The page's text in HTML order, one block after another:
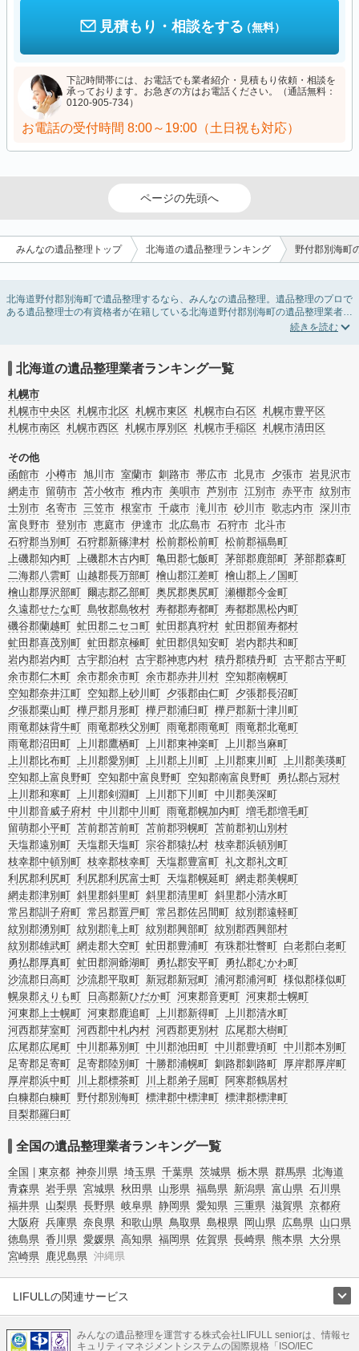
見積もり・相談をする（無料）
下記時間帯には、お電話でも業者紹介・見積もり依頼・相談を
承っております。お急ぎの方はお電話ください。（通話無料：
0120-905-734）
お電話の受付時間 8:00～19:00（土日祝も対応）
ページの先頭へ
みんなの遺品整理トップ 北海道の遺品整理ランキング 野付郡別海町
北海道野付郡別海町で遺品整理するなら、みんなの遺品整理。遺品整理のプロで
ある遺品整理士の有資格者が在籍している北海道野付郡別海町の遺品整理業者が
掲載されています。遺品処分を即日対応してくれる実家の片付け業者や遺品整理
ービスで絞り込み条件を利用し検索してみましょう。
ゴミの処分方法や親の家の遺品整理をはじめる時期などお役立ち情報も豊富なの
で、チェックしてみてください。
北海道の遺品整理業者ランキング一覧
札幌市
札幌市中央区 札幌市北区 札幌市東区 札幌市白石区 札幌市豊平区
札幌市南区 札幌市西区 札幌市厚別区 札幌市手稲区 札幌市清田区
その他
函館市 小樽市 旭川市 室蘭市 釧路市 帯広市 北見市 夕張市 岩見沢市
網走市 留萌市 苫小牧市 稚内市 美唄市 芦別市 江別市 赤平市 紋別市
士別市 名寄市 三笠市 根室市 千歳市 滝川市 砂川市 歌志内市 深川市
富良野市 登別市 恵庭市 伊達市 北広島市 石狩市 北斗市
石狩郡当別町 石狩郡新篠津村 松前郡松前町 松前郡福島町
上磯郡知内町 上磯郡木古内町 亀田郡七飯町 茅部郡鹿部町 茅部郡森町
二海郡八雲町 山越郡長万部町 檜山郡江差町 檜山郡上ノ国町
檜山郡厚沢部町 爾志郡乙部町 奥尻郡奥尻町 瀬棚郡今金町
久遠郡せたな町 島牧郡島牧村 寿都郡寿都町 寿都郡黒松内町
磯谷郡蘭越町 虻田郡ニセコ町 虻田郡真狩村 虻田郡留寿都村
虻田郡喜茂別町 虻田郡京極町 虻田郡倶知安町 岩内郡共和町
岩内郡岩内町 古宇郡泊村 古宇郡神恵内村 積丹郡積丹町 古平郡古平町
余市郡仁木町 余市郡余市町 余市郡赤井川村 空知郡南幌町
空知郡奈井江町 空知郡上砂川町 夕張郡由仁町 夕張郡長沼町
夕張郡栗山町 樺戸郡月形町 樺戸郡浦臼町 樺戸郡新十津川町
雨竜郡妹背牛町 雨竜郡秩父別町 雨竜郡雨竜町 雨竜郡北竜町
雨竜郡沼田町 上川郡鷹栖町 上川郡東神楽町 上川郡当麻町
上川郡比布町 上川郡愛別町 上川郡上川町 上川郡東川町 上川郡美瑛町
空知郡上富良野町 空知郡中富良野町 空知郡南富良野町 勇払郡占冠村
上川郡和寒町 上川郡剣淵町 上川郡下川町 中川郡美深町
中川郡音威子府村 中川郡中川町 雨竜郡幌加内町 増毛郡増毛町
留萌郡小平町 苫前郡苫前町 苫前郡羽幌町 苫前郡初山別村
天塩郡遠別町 天塩郡天塩町 宗谷郡猿払村 枝幸郡浜頓別町
枝幸郡中頓別町 枝幸郡枝幸町 天塩郡豊富町 礼文郡礼文町
利尻郡利尻町 利尻郡利尻富士町 天塩郡幌延町 網走郡美幌町
網走郡津別町 斜里郡斜里町 斜里郡清里町 斜里郡小清水町
常呂郡訓子府町 常呂郡置戸町 常呂郡佐呂間町 紋別郡遠軽町
紋別郡湧別町 紋別郡滝上町 紋別郡興部町 紋別郡西興部村
紋別郡雄武町 網走郡大空町 虻田郡豊浦町 有珠郡壮瞥町 白老郡白老町
勇払郡厚真町 虻田郡洞爺湖町 勇払郡安平町 勇払郡むかわ町
沙流郡日高町 沙流郡平取町 新冠郡新冠町 浦河郡浦河町 様似郡様似町
幌泉郡えりも町
日高郡新ひだか町 河東郡音更町 河東郡士幌町
河東郡上士幌町 河東郡鹿追町 上川郡新得町 上川郡清水町
河西郡芽室町 河西郡中札内村 河西郡更別村 広尾郡大樹町
広尾郡広尾町 中川郡幕別町 中川郡池田町 中川郡豊頃町 中川郡本別町
足寄郡足寄町 足寄郡陸別町 十勝郡浦幌町 釧路郡釧路町 厚岸郡厚岸町
厚岸郡浜中町
川上郡標茶町 川上郡弟子屈町 阿寒郡鶴居村
白糠郡白糠町 野付郡別海町 標津郡中標津町 標津郡標津町
目梨郡羅臼町
全国の遺品整理業者ランキング一覧
全国 東京都 神奈川県 埼玉県 千葉県 茨城県 栃木県 群馬県 北海道
青森県 岩手県 宮城県 秋田県 山形県 福島県 新潟県 富山県 石川県
福井県 山梨県 長野県 岐阜県 静岡県 愛知県 三重県 滋賀県 京都府
大阪府 兵庫県 奈良県 和歌山県 鳥取県 島根県 岡山県 広島県 山口県
徳島県 香川県 愛媛県 高知県 福岡県 佐賀県 長崎県 熊本県 大分県
宮崎県 鹿児島県 沖縄県
LIFULLの関連サービス
不動産・住宅
引越し 老人ホーム 地方創生 ママの就労支援
みんなの遺品整理を運営する株式会社LIFULL seniorは、情報セ
キュリティマネジメントシステムの国際規格「ISO/IEC